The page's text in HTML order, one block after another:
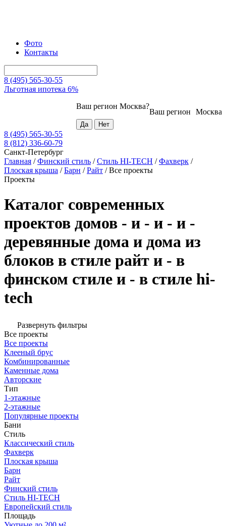
Фото
Контакты
8 (495) 565-30-55
Льготная ипотека 6%
Москва
Ваш регион
Ваш регион Москва?
8 (495) 565-30-55
8 (812) 336-60-79
Санкт-Петербург
Главная /Финский стиль /Стиль HI-TECH /Фахверк /
Плоская крыша /Барн /Райт /Все проекты
Проекты
Каталог современных
проектов домов - и - и - и -
деревянные дома и дома из
блоков в стиле райт и - в
финском стиле и - в стиле hi-
tech
Развернуть фильтры
Все проекты
Все проекты
Клееный брус
Комбинированные
Каменные дома
Авторские
Тип
1-этажные
2-этажные
Популярные проекты
Бани
Стиль
Классический стиль
Фахверк
Плоская крыша
Барн
Райт
Финский стиль
Стиль HI-TECH
Европейский стиль
Площадь